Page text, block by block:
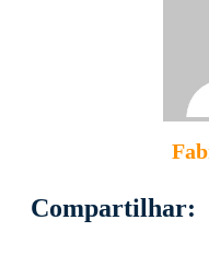
Compartilhar: